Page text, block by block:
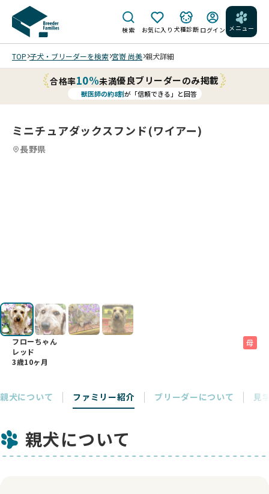
検索 お気に入り 犬種診断 ログイン メニュー
TOP 子犬・ブリーダーを検索 宮嵜 尚美 親犬詳細
合格率10%未満優良ブリーダーのみ掲載
獣医師の約8割が「信頼できる」と回答
ミニチュアダックスフンド(ワイアー)
長野県
フローちゃん
レッド
3歳10ヶ月
母
親犬について ファミリー紹介 ブリーダーについて 見
親犬について